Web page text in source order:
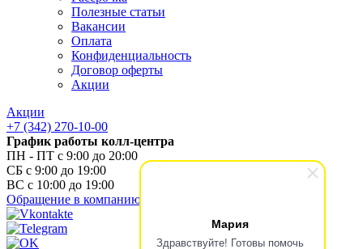
Мария
Здравствуйте! Готовы помочь
Полезные статьи
Вакансии
Оплата
Конфиденциальность
Договор оферты
Акции
Акции
+7 (342) 270-10-00
График работы колл-центра
ПН - ПТ с 9:00 до 20:00
СБ с 9:00 до 19:00
ВС с 10:00 до 19:00
Обращение в компанию